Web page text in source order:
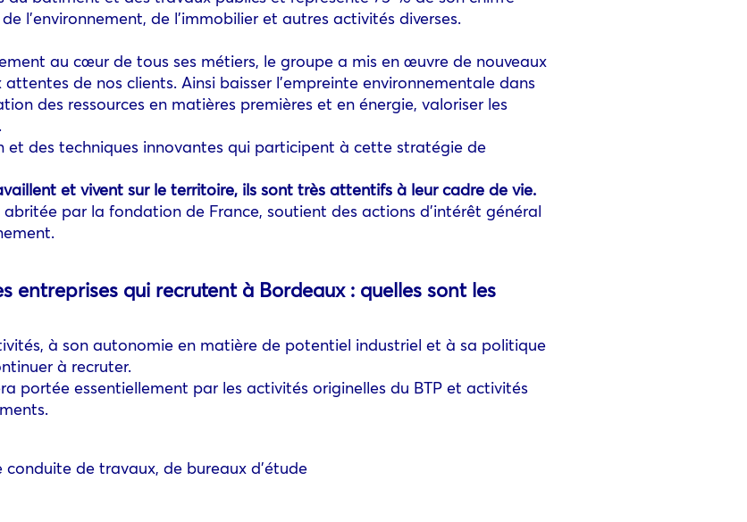
l’environnement, de l’immobilier et autres activités diverses.
au cœur de tous ses métiers, le groupe a mis en œuvre de nouveaux
de nos clients. Ainsi baisser l’empreinte environnementale dans
des ressources en matières premières et en énergie, valoriser les
des techniques innovantes qui participent à cette stratégie de
et vivent sur le territoire, ils sont très attentifs à leur cadre de vie.
par la fondation de France, soutient des actions d’intérêt général
entreprises qui recrutent à Bordeaux : quelles sont les
à son autonomie en matière de potentiel industriel et à sa politique
à recruter.
portée essentiellement par les activités originelles du BTP et activités
de travaux, de bureaux d’étude